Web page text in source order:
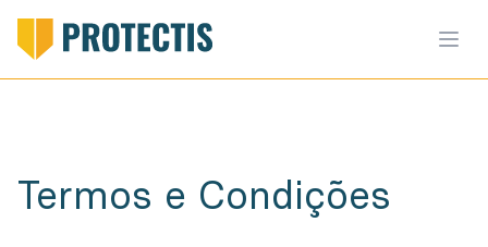
Termos e Condições